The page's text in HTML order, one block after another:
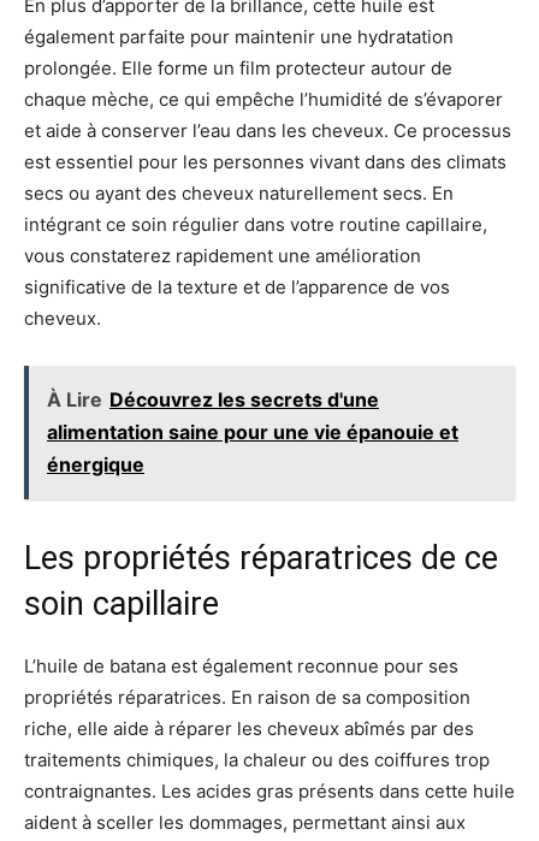
En plus d’apporter de la brillance, cette huile est
également parfaite pour maintenir une hydratation
prolongée. Elle forme un film protecteur autour de
chaque mèche, ce qui empêche l’humidité de s’évaporer
et aide à conserver l’eau dans les cheveux. Ce processus
est essentiel pour les personnes vivant dans des climats
secs ou ayant des cheveux naturellement secs. En
intégrant ce soin régulier dans votre routine capillaire,
vous constaterez rapidement une amélioration
significative de la texture et de l’apparence de vos
cheveux.
À Lire Découvrez les secrets d'une
alimentation saine pour une vie épanouie et
énergique
Les propriétés réparatrices de ce
soin capillaire
L’huile de batana est également reconnue pour ses
propriétés réparatrices. En raison de sa composition
riche, elle aide à réparer les cheveux abîmés par des
traitements chimiques, la chaleur ou des coiffures trop
contraignantes. Les acides gras présents dans cette huile
aident à sceller les dommages, permettant ainsi aux